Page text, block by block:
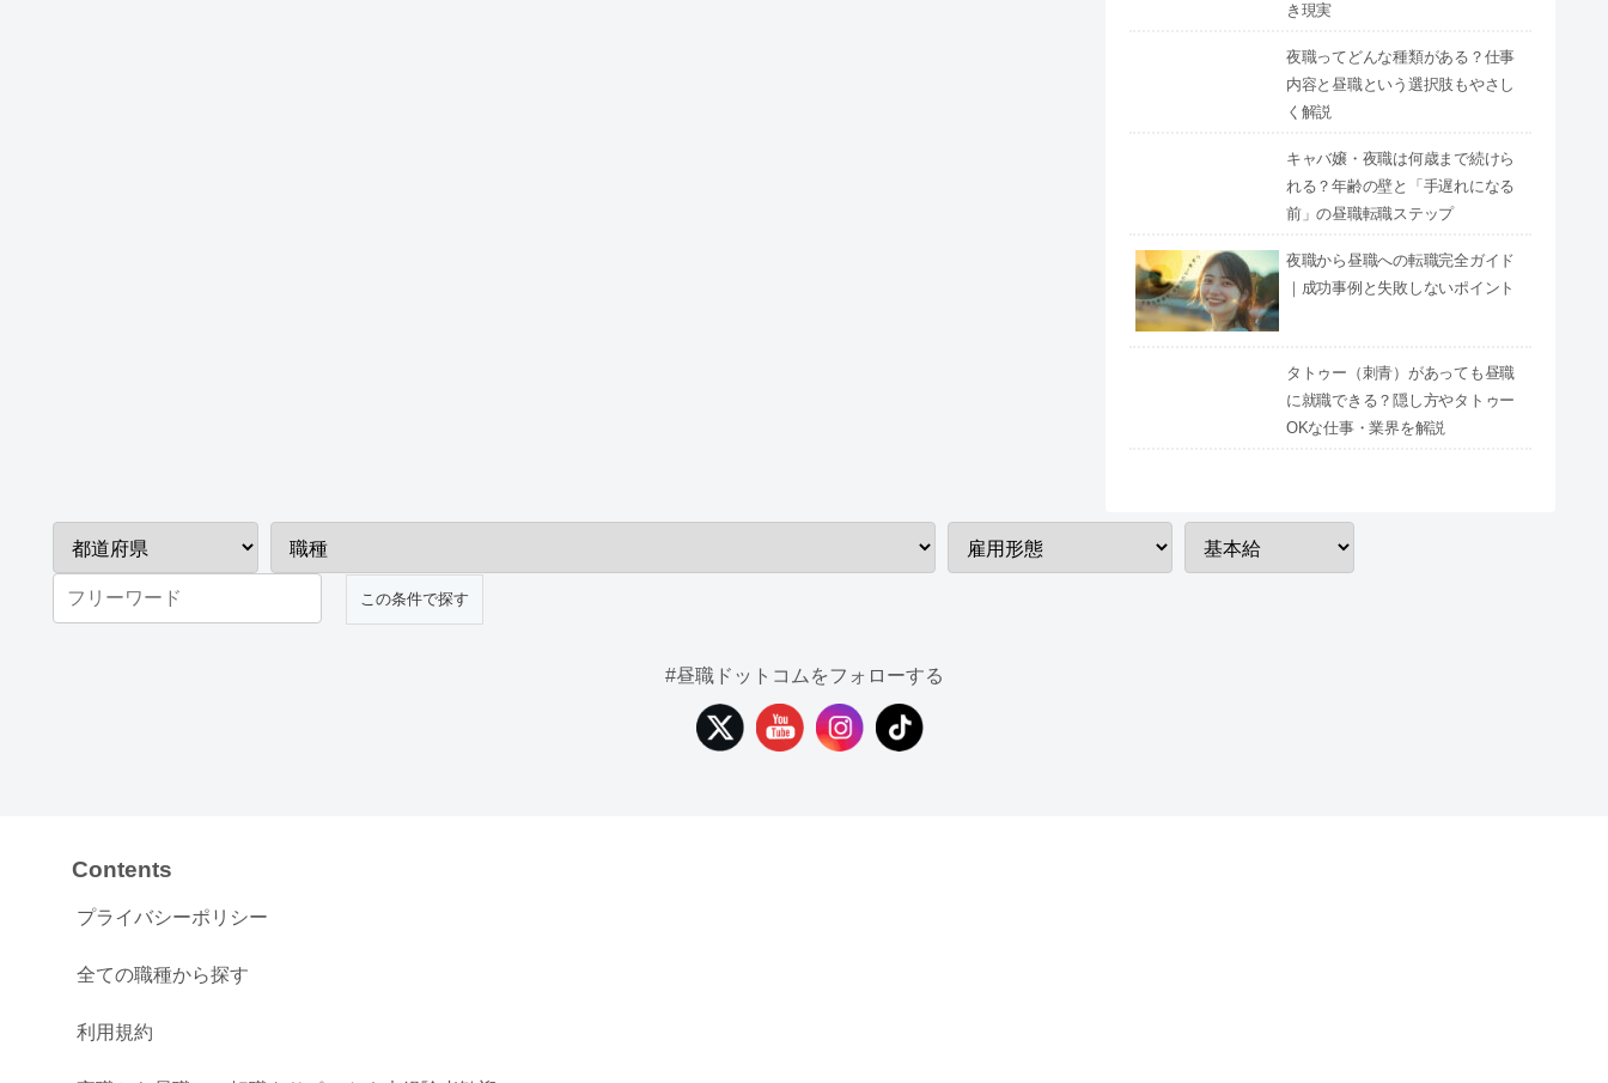
き現実
夜職ってどんな種類がある？仕事
内容と昼職という選択肢もやさし
く解説
キャバ嬢・夜職は何歳まで続けら
れる？年齢の壁と「手遅れになる
前」の昼職転職ステップ
夜職から昼職への転職完全ガイド
｜成功事例と失敗しないポイント
タトゥー（刺青）があっても昼職
に就職できる？隠し方やタトゥー
OKな仕事・業界を解説
#昼職ドットコムをフォローする
Contents
プライバシーポリシー
全ての職種から探す
利用規約